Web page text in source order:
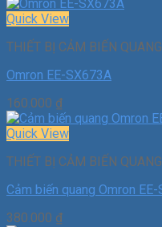
Quick View
THIẾT BỊ CẢM BIẾN
Omron EE-SX673A
160.000 ₫
Quick View
THIẾT BỊ CẢM BIẾN
Cảm biến quang Omron EE-
380.000 ₫